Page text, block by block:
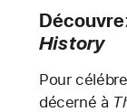
History
Pour
décerné à